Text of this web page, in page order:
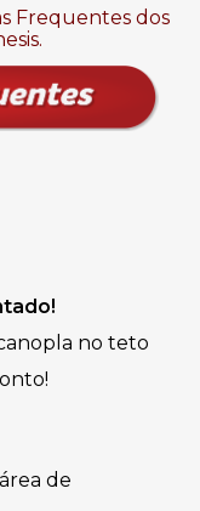
Frequentes dos
no teto
de